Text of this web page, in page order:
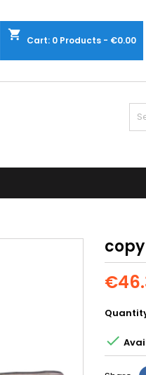
shopping_cart Cart: 0 Products - €0.00
copy
